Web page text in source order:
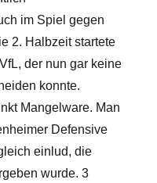
im Spiel gegen
2. Halbzeit startete
der nun gar keine
konnte.
Mangelware. Man
Defensive
einlud, die
wurde. 3